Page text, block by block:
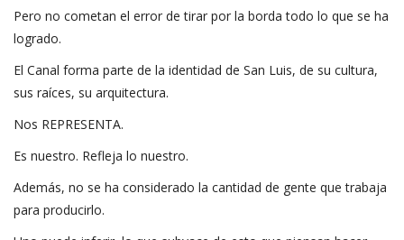
Pero no cometan el error de tirar por la borda todo lo que se ha
logrado.
El Canal forma parte de la identidad de San Luis, de su cultura,
sus raíces, su arquitectura.
Nos REPRESENTA.
Es nuestro. Refleja lo nuestro.
Además, no se ha considerado la cantidad de gente que trabaja
para producirlo.